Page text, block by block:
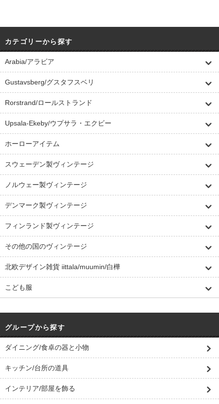
カテゴリーから探す
Arabia/アラビア
Gustavsberg/グスタフスベリ
Rorstrand/ロールストランド
Upsala-Ekeby/ウプサラ・エクビー
ホーローアイテム
スウェーデン製ヴィンテージ
ノルウェー製ヴィンテージ
デンマーク製ヴィンテージ
フィンランド製ヴィンテージ
その他の国のヴィンテージ
北欧デザイン雑貨 iittala/muumin/白樺
こども服
グループから探す
ダイニング/食卓の器と小物
キッチン/台所の道具
インテリア/部屋を飾る